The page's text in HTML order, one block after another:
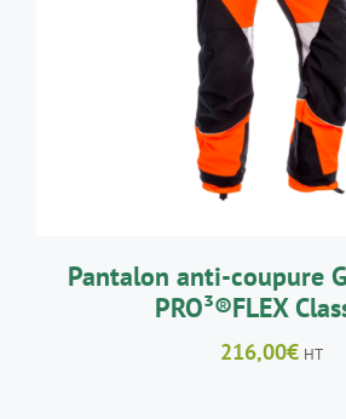
CHOIX DES OPTIONS
A
LES
ÊTRE
LA
DU
/
Pantalon anti-coupure
PRO³®FLEX
216,00€ HT